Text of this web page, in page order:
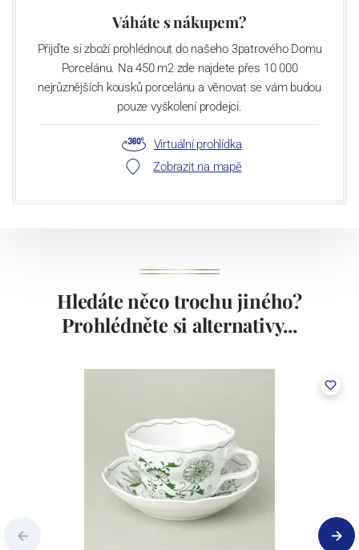
Váháte s nákupem?
Přijďte si zboží prohlédnout do našeho 3patrového Domu
Porcelánu. Na 450 m2 zde najdete přes 10 000
nejrůznějších kousků porcelánu a věnovat se vám budou
pouze vyškolení prodejci.
Virtuální prohlídka
Zobrazit na mapě
Hledáte něco trochu jiného?
Prohlédněte si alternativy...